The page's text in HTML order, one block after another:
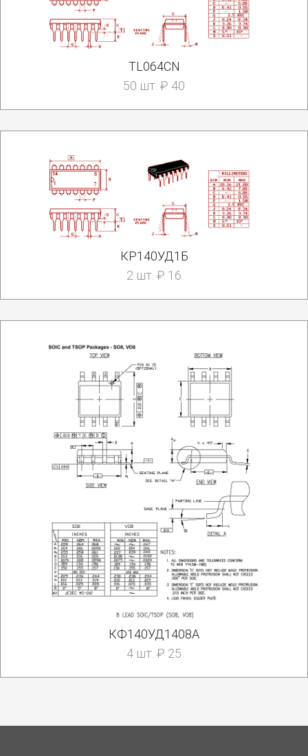
TL064CN
50 шт. ₽ 40
КР140УД1Б
2 шт. ₽ 16
КФ140УД1408А
4 шт. ₽ 25